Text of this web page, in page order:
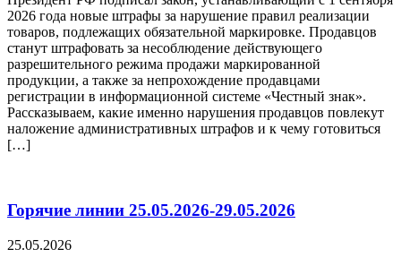
2026 года новые штрафы за нарушение правил реализации
товаров, подлежащих обязательной маркировке. Продавцов
станут штрафовать за несоблюдение действующего
разрешительного режима продажи маркированной
продукции, а также за непрохождение продавцами
регистрации в информационной системе «Честный знак».
Рассказываем, какие именно нарушения продавцов повлекут
наложение административных штрафов и к чему готовиться
[…]
Горячие линии 25.05.2026-29.05.2026
25.05.2026